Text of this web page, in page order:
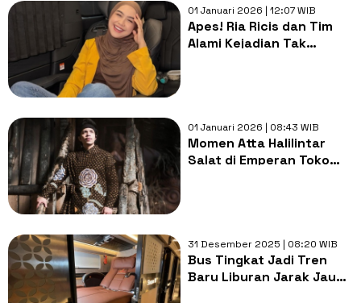
01 Januari 2026 | 12:07 WIB
Apes! Ria Ricis dan Tim
Alami Kejadian Tak
01 Januari 2026 | 08:43 WIB
Momen Atta Halilintar
Salat di Emperan Toko
31 Desember 2025 | 08:20 WIB
Bus Tingkat Jadi Tren
Baru Liburan Jarak Jauh